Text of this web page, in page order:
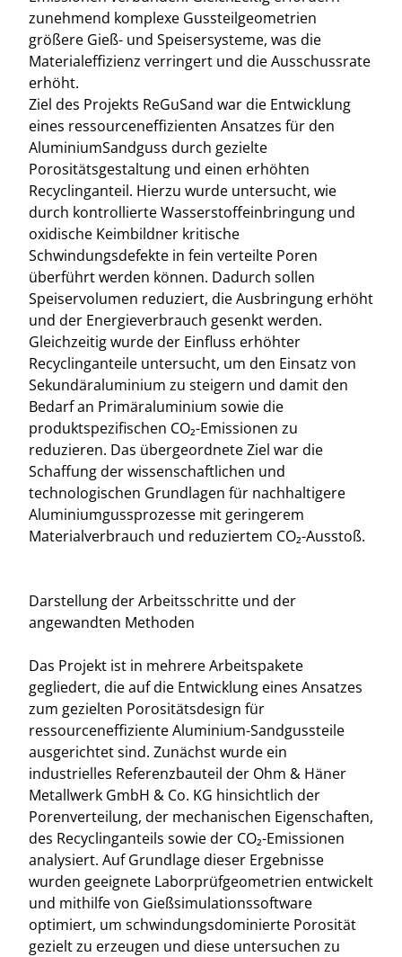
zunehmend komplexe Gussteilgeometrien
größere Gieß- und Speisersysteme, was die
Materialeffizienz verringert und die Ausschussrate
erhöht.
Ziel des Projekts ReGuSand war die Entwicklung
eines ressourceneffizienten Ansatzes für den
AluminiumSandguss durch gezielte
Porositätsgestaltung und einen erhöhten
Recyclinganteil. Hierzu wurde untersucht, wie
durch kontrollierte Wasserstoffeinbringung und
oxidische Keimbildner kritische
Schwindungsdefekte in fein verteilte Poren
überführt werden können. Dadurch sollen
Speiservolumen reduziert, die Ausbringung erhöht
und der Energieverbrauch gesenkt werden.
Gleichzeitig wurde der Einfluss erhöhter
Recyclinganteile untersucht, um den Einsatz von
Sekundäraluminium zu steigern und damit den
Bedarf an Primäraluminium sowie die
produktspezifischen CO₂-Emissionen zu
reduzieren. Das übergeordnete Ziel war die
Schaffung der wissenschaftlichen und
technologischen Grundlagen für nachhaltigere
Aluminiumgussprozesse mit geringerem
Materialverbrauch und reduziertem CO₂-Ausstoß.
Darstellung der Arbeitsschritte und der
angewandten Methoden
Das Projekt ist in mehrere Arbeitspakete
gegliedert, die auf die Entwicklung eines Ansatzes
zum gezielten Porositätsdesign für
ressourceneffiziente Aluminium-Sandgussteile
ausgerichtet sind. Zunächst wurde ein
industrielles Referenzbauteil der Ohm & Häner
Metallwerk GmbH & Co. KG hinsichtlich der
Porenverteilung, der mechanischen Eigenschaften,
des Recyclinganteils sowie der CO₂-Emissionen
analysiert. Auf Grundlage dieser Ergebnisse
wurden geeignete Laborprüfgeometrien entwickelt
und mithilfe von Gießsimulationssoftware
optimiert, um schwindungsdominierte Porosität
gezielt zu erzeugen und diese untersuchen zu